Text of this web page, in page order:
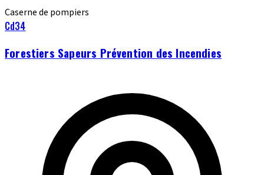
Caserne de pompiers
Cd34
Forestiers Sapeurs Prévention des Incendies